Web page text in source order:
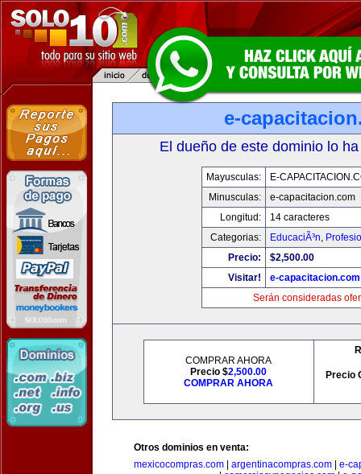
e-
El dueño de este dominio lo
Mayusculas:
E-
Minusculas:
e-capacitacion.com
Longitud:
14 caracteres
Categorias:
EducaciÃ³n,
Precio:
$2,500.00
Visitar!
e-capacitacion.com
Serán consideradas
COMPRAR AHORA
Precio $2,500.00
COMPRAR AHORA
Precio
Otros dominios en venta:
mexicocompras.com
argentinacompras.com
e-